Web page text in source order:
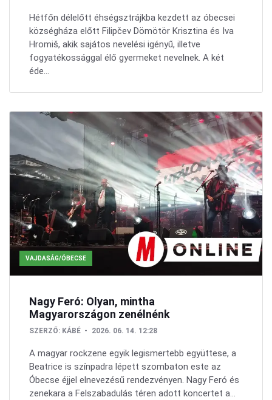
Hétfőn délelőtt éhségsztrájkba kezdett az óbecsei
községháza előtt Filipčev Dömötör Krisztina és Iva
Hromiš, akik sajátos nevelési igényű, illetve
fogyatékossággal élő gyermeket nevelnek. A két
éde...
VAJDASÁG/ÓBECSE
Nagy Feró: Olyan, mintha
Magyarországon zenélnénk
SZERZŐ: KÁBÉ 2026. 06. 14. 12:28
A magyar rockzene egyik legismertebb együttese, a
Beatrice is színpadra lépett szombaton este az
Óbecse éjjel elnevezésű rendezvényen. Nagy Feró és
zenekara a Felszabadulás téren adott koncertet a...